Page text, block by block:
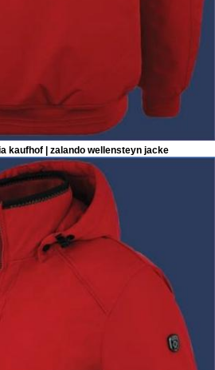
kaufhof | zalando wellensteyn jacke